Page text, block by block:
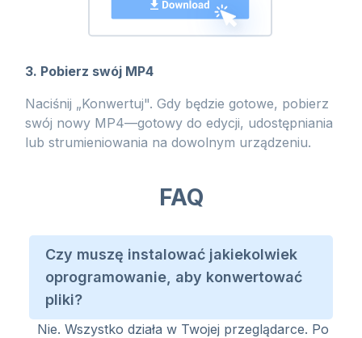
3. Pobierz swój MP4
Naciśnij „Konwertuj". Gdy będzie gotowe, pobierz
swój nowy MP4—gotowy do edycji, udostępniania
lub strumieniowania na dowolnym urządzeniu.
FAQ
Czy muszę instalować jakiekolwiek
oprogramowanie, aby konwertować
pliki?
Nie. Wszystko działa w Twojej przeglądarce. Po